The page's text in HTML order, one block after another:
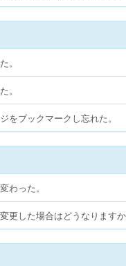
。
。
をブックマークし忘れた。
わった。
更した場合はどうなります